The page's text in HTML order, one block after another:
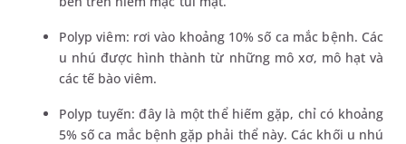
Polyp viêm: rơi vào khoảng 10% số ca mắc bệnh. Các
u nhú được hình thành từ những mô xơ, mô hạt và
các tế bào viêm.
Polyp tuyến: đây là một thể hiếm gặp, chỉ có khoảng
5% số ca mắc bệnh gặp phải thể này. Các khối u nhú